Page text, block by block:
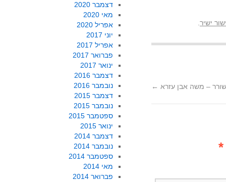
ישיר
– משה אבן עזרא ←
*
דצמבר 2020
מאי 2020
אפריל 2020
יוני 2017
אפריל 2017
פברואר 2017
ינואר 2017
דצמבר 2016
נובמבר 2016
דצמבר 2015
נובמבר 2015
ספטמבר 2015
ינואר 2015
דצמבר 2014
נובמבר 2014
ספטמבר 2014
מאי 2014
פברואר 2014